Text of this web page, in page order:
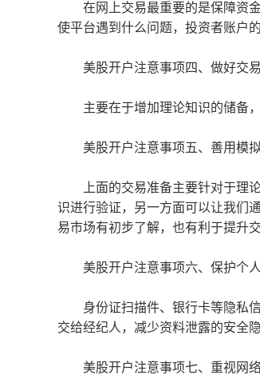
在网上交易最重要的是保障资金
使平台遇到什么问题，投资者账户
美股开户注意事项四、做好交
主要在于增加理论知识的储备，
美股开户注意事项五、善用模
上面的交易准备主要针对于理论
识进行验证，另一方面可以让我们
易市场有初步了解，也有利于提升
美股开户注意事项六、保护个
身份证扫描件、银行卡等隐私信
交给经纪人，减少资料泄露的安全隐
美股开户注意事项七、重视网